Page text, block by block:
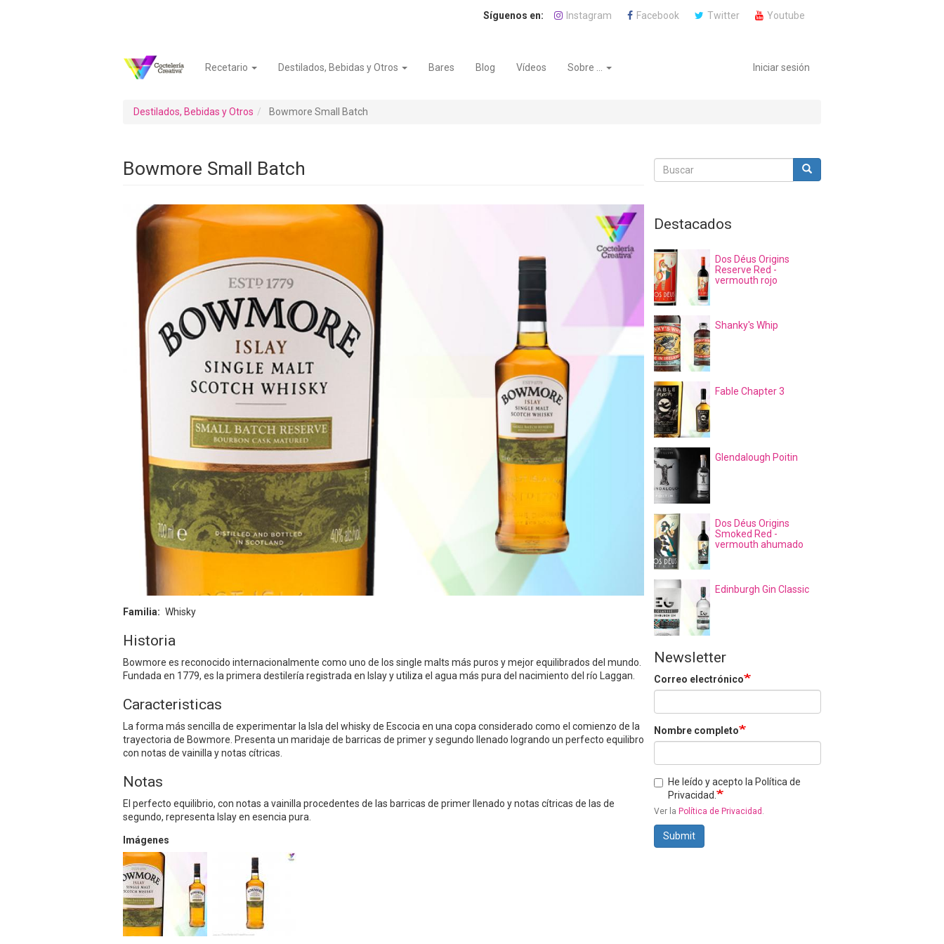
Instagram Facebook Twitter Youtube
NavegaciónRecetario Destilados, Bebidas y Otros Bares Blog Vídeos Sobre ...
Menú
cuenta
de
Iniciar sesión
Destilados, Bebidas y Otros Bowmore Small Batch
Bowmore Small Batch
Familia Whisky
Historia
Bowmore es reconocido internacionalmente como uno de los single malts más puros y mejor equilibrados del mundo.
Fundada en 1779, es la primera destilería registrada en Islay y utiliza el agua más pura del nacimiento del río Laggan.
Caracteristicas
La forma más sencilla de experimentar la Isla del whisky de Escocia en una copa considerado como el comienzo de la
trayectoria de Bowmore. Presenta un maridaje de barricas de primer y segundo llenado logrando un perfecto equilibro
con notas de vainilla y notas cítricas.
Notas
El perfecto equilibrio, con notas a vainilla procedentes de las barricas de primer llenado y notas cítricas de las de
segundo, representa Islay en esencia pura.
Imágenes
Buscar
Buscar Buscar
Destacados
Dos Déus Origins
Reserve Red -
vermouth rojo
Shanky's Whip
Fable Chapter 3
Glendalough Poitin
Dos Déus Origins
Smoked Red -
vermouth ahumado
Edinburgh Gin Classic
Newsletter
Correo electrónico
Nombre completo
He leído y acepto la Política de
Privacidad.
Ver la Política de Privacidad .
Submit